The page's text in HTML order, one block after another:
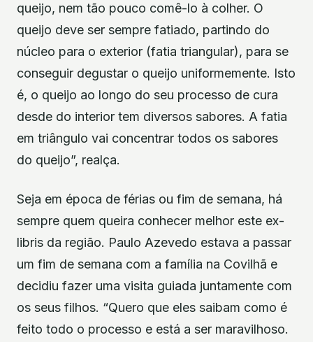
queijo, nem tão pouco comê-lo à colher. O
queijo deve ser sempre fatiado, partindo do
núcleo para o exterior (fatia triangular), para se
conseguir degustar o queijo uniformemente. Isto
é, o queijo ao longo do seu processo de cura
desde do interior tem diversos sabores. A fatia
em triângulo vai concentrar todos os sabores
do queijo”, realça.
Seja em época de férias ou fim de semana, há
sempre quem queira conhecer melhor este ex-
libris da região. Paulo Azevedo estava a passar
um fim de semana com a família na Covilhã e
decidiu fazer uma visita guiada juntamente com
os seus filhos. “Quero que eles saibam como é
feito todo o processo e está a ser maravilhoso.